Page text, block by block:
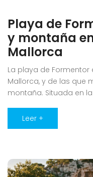
Playa de
y montaña
Mallorca
La playa de
Mallorca, y de las que
montaña. Situada en
Pollença), es un
aguas tranquilas y
Leer +